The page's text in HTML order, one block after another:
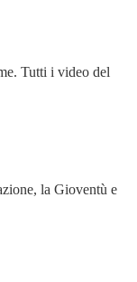
Tutti i video del
la Gioventù e